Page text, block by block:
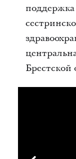
Брестской